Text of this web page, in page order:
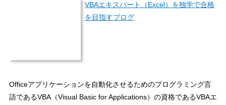
VBAエキスパート（Excel）を独学で合格
を目指すブログ
Officeアプリケーションを自動化させるためのプログラミング言
語であるVBA（Visual Basic for Applications）の資格であるVBAエ